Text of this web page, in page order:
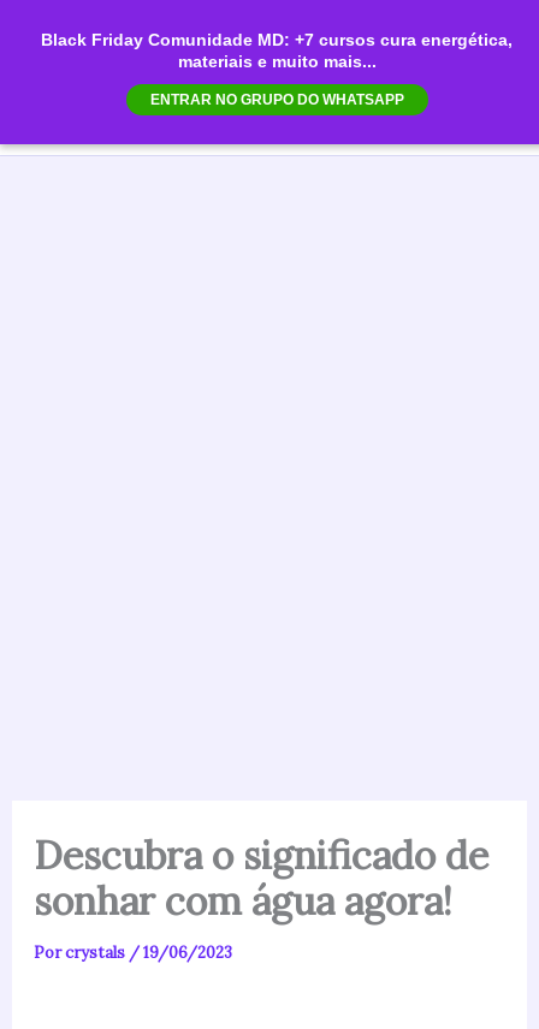
Black Friday Comunidade MD: +7 cursos cura energética,
materiais e muito mais...
ENTRAR NO GRUPO DO WHATSAPP
para
Descubra o significado de
sonhar com água agora!
Porcrystals /19/06/2023